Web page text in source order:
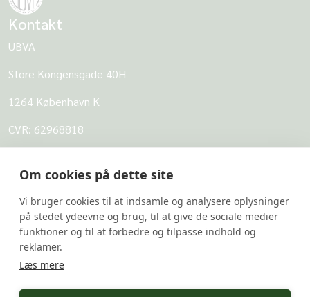
Om cookies på dette site
Vi bruger cookies til at indsamle og analysere oplysninger
på stedet ydeevne og brug, til at give de sociale medier
funktioner og til at forbedre og tilpasse indhold og
reklamer.
Læs mere
Kontakt
UBVA
Store Kongensgade 40H
1264 København K
CVR: 62968818
Om UBVA
Persondatapolitik for UBVA
Disclaimer - Brug af hjemmesiden
Undersider
UBVA's svarbank